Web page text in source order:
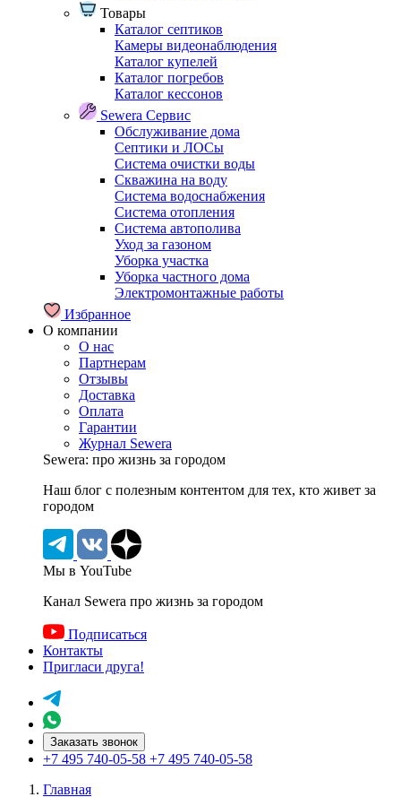
Товары
Каталог септиков
Камеры видеонаблюдения
Каталог купелей
Каталог погребов
Каталог кессонов
Sewera Сервис
Обслуживание дома
Септики и ЛОСы
Система очистки воды
Скважина на воду
Система водоснабжения
Система отопления
Система автополива
Уход за газоном
Уборка участка
Уборка частного дома
Электромонтажные работы
Избранное
О компании
О нас
Партнерам
Отзывы
Доставка
Оплата
Гарантии
Журнал Sewera
Sewera: про жизнь за городом
Наш блог c полезным контентом для тех, кто живет за
городом
Мы в YouTube
Канал Sewera про жизнь за городом
Подписаться
Контакты
Пригласи друга!
Заказать звонок
+7 495 740-05-58 +7 495 740-05-58
Главная